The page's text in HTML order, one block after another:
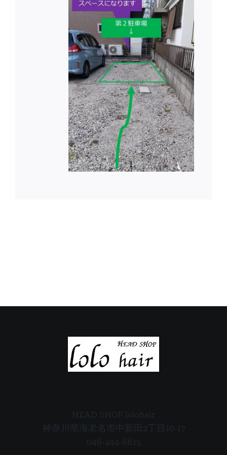
HEAD SHOP lolohair
神奈川県海老名市中新田2丁目10-17
046-244-6615